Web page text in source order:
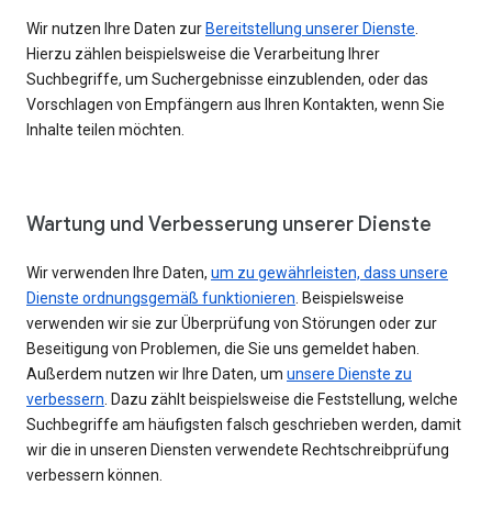
Wir nutzen Ihre Daten zur Bereitstellung unserer Dienste
Hierzu zählen beispielsweise die Verarbeitung Ihrer
Suchbegriffe, um Suchergebnisse einzublenden, oder das
Vorschlagen von Empfängern aus Ihren Kontakten, wenn Sie
Inhalte teilen möchten.
Wartung und Verbesserung unserer Dienste
Wir verwenden Ihre Daten, um zu gewährleisten, dass unsere
Dienste ordnungsgemäß funktionieren . Beispielsweise
verwenden wir sie zur Überprüfung von Störungen oder zur
Beseitigung von Problemen, die Sie uns gemeldet haben.
Außerdem nutzen wir Ihre Daten, um unsere Dienste zu
verbessern . Dazu zählt beispielsweise die Feststellung, welche
Suchbegriffe am häufigsten falsch geschrieben werden, damit
wir die in unseren Diensten verwendete Rechtschreibprüfung
verbessern können.